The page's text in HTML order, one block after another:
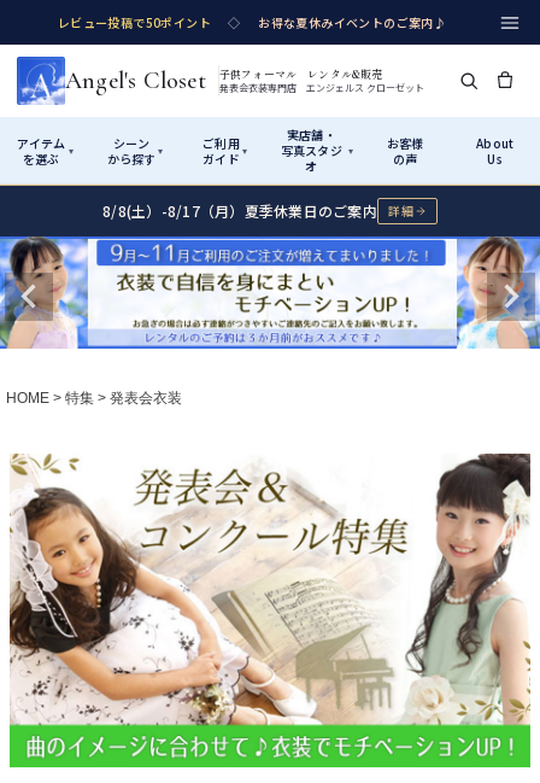
レビュー投稿で50ポイント ◇ お得な夏休みイベントのご案内♪
Angel's Closet 子供フォーマル レンタル&販売
発表会衣装専門店 エンジェルス クローゼット
アイテム
を選ぶ
▾
シーン
から探す ▾
ご利用
ガイド ▾
実店舗・
写真スタジ
オ
▾
お客様
の声
About
Us
Shop by Category アイテムから探す
カテゴリ詳細→ サイズで選ぶ→
女の子ドレス
七五三着物 シューズ
小物・アクセ パニエ
アウター レディース
Shop by Occasion シーンから探す
性別・サイズで絞り込む→
Season Best
Recital & Concours
発表会・コンクール
舞台で輝くステージ衣装
Wedding
結婚式
フラワーガール・リングボーイ・ゲ
How It Works ご利用ガイド
Startはじめに
01
レンタル・販売の入口
02
測り方と目安
03 Angel's Closetについて
創業2003年からの想い
Rentalレンタル
04 レンタルのご案内
予約・配送・返却・料金
05 レンタルの流れ
4ステップで簡単
Visit Us 実店舗・写真スタジオ
Atelier
実店舗 つくば店
Tsukuba Boutique
〒 茨城県土浦市大町14-16-1F
8/8(土）-8/17（月）夏季休業日のご案内 詳細
HOME 特集 発表会衣装